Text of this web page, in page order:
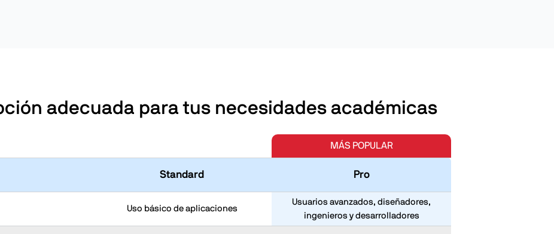
adecuada para tus necesidades académicas
MÁS POPULAR
Standard Pro
Uso básico de aplicaciones
Usuarios avanzados, diseñadores,
ingenieros y desarrolladores